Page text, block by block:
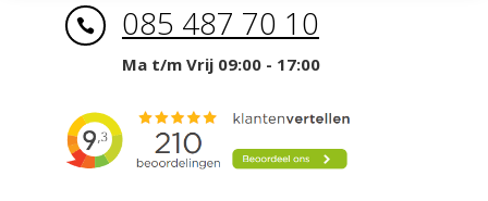
 085 487 70 10
Ma t/m Vrij 09:00 - 17:00